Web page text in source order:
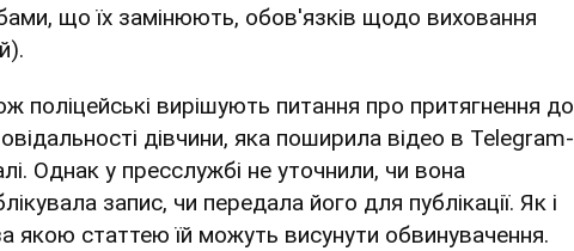
що їх замінюють, обов'язків щодо виховання
поліцейські вирішують питання про притягнення до
дівчини, яка поширила відео в Telegram-
Однак у пресслужбі не уточнили, чи вона
запис, чи передала його для публікації. Як і
якою статтею їй можуть висунути обвинувачення.